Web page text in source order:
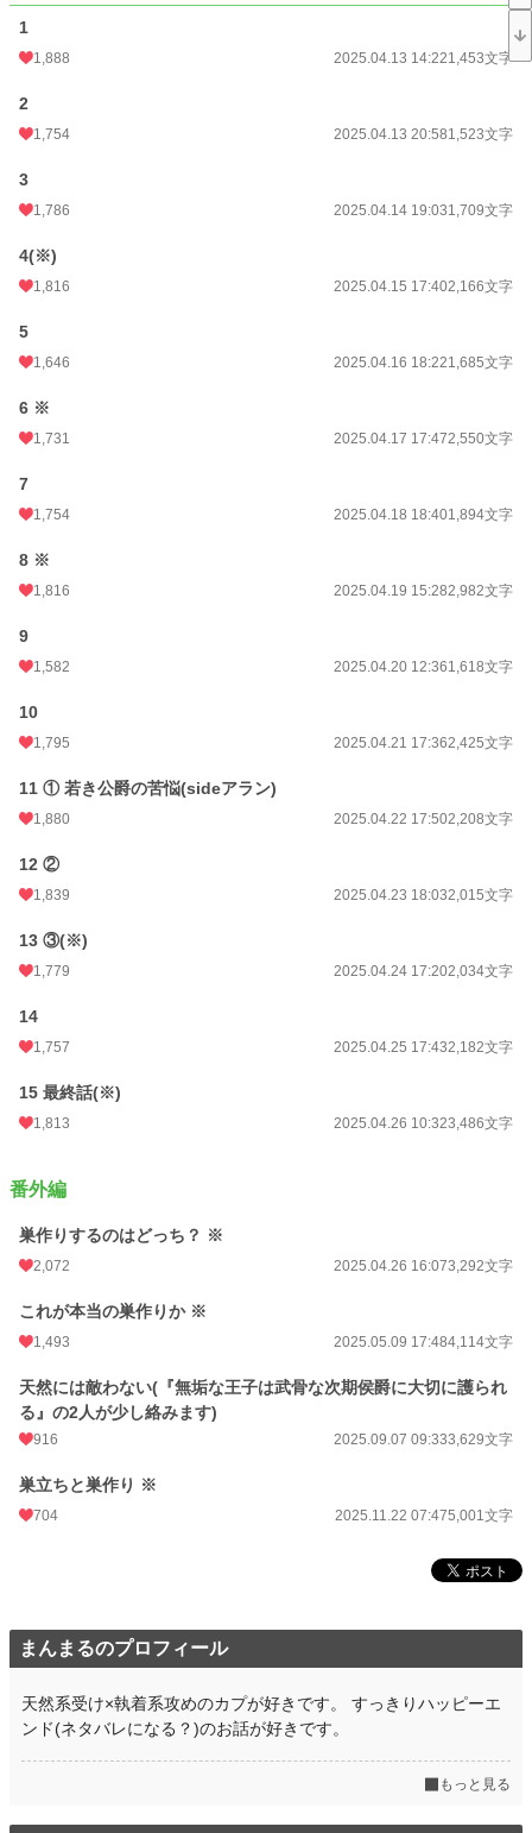
Xアカウント(@wawawa_o_o_)
小説
BL
お気に入り
24h.ポイント
文字数
年間ポイント
累計ポイント
1
1,888 2025.04.13 14:221,453文字
2
1,754 2025.04.13 20:581,523文字
3
1,786 2025.04.14 19:031,709文字
4(※)
1,816 2025.04.15 17:402,166文字
5
1,646 2025.04.16 18:221,685文字
6 ※
1,731 2025.04.17 17:472,550文字
7
1,754 2025.04.18 18:401,894文字
8 ※
1,816 2025.04.19 15:282,982文字
9
1,582 2025.04.20 12:361,618文字
10
1,795 2025.04.21 17:362,425文字
11 ① 若き公爵の苦悩(sideアラン)
1,880 2025.04.22 17:502,208文字
12 ②
1,839 2025.04.23 18:032,015文字
13 ③(※)
1,779 2025.04.24 17:202,034文字
14
1,757 2025.04.25 17:432,182文字
15 最終話(※)
1,813 2025.04.26 10:323,486文字
番外編
巣作りするのはどっち？ ※
2,072 2025.04.26 16:073,292文字
これが本当の巣作りか ※
1,493 2025.05.09 17:484,114文字
天然には敵わない(『無垢な王子は武骨な次期侯爵に大切に護られ
る』の2人が少し絡みます)
916 2025.09.07 09:333,629文字
巣立ちと巣作り ※
704 2025.11.22 07:475,001文字
まんまるのプロフィール
天然系受け×執着系攻めのカプが好きです。 すっきりハッピーエ
ンド(ネタバレになる？)のお話が好きです。
もっと見る